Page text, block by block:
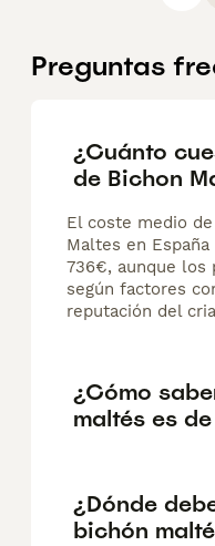
Preguntas
¿Cuánto
de Bichon
El coste medio
Maltes en
736€, aunque los
según factores
reputación del
¿Cómo
maltés es
¿Dónde
bichón